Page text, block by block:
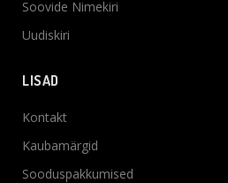
Soovide Nimekiri
Uudiskiri
LISAD
Kontakt
Kaubamärgid
Sooduspakkumised